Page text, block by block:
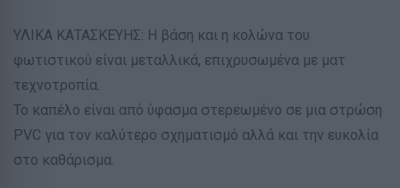
ΥΛΙΚΑ ΚΑΤΑΣΚΕΥΗΣ: Η βάση και η κολώνα του
φωτιστικού είναι μεταλλικά, επιχρυσωμένα με ματ
τεχνοτροπία.
Το καπέλο είναι από ύφασμα στερεωμένο σε μια στρώση
PVC για τον καλύτερο σχηματισμό αλλά και την ευκολία
στο καθάρισμα.